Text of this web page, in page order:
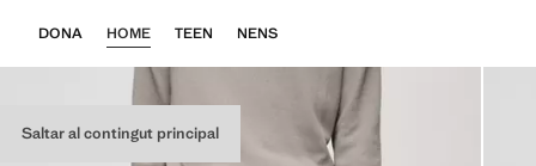
Saltar al contingut principal
DONA HOME TEEN NENS